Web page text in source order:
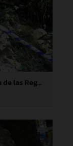
Javier Terrín_4ª y 5ª Prueba_Pobladura de las Regueras (León)